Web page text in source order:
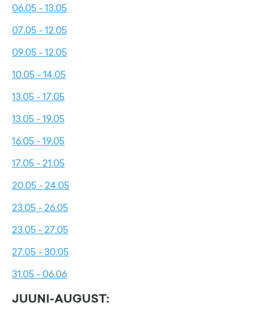
06.05 - 13.05
07.05 - 12.05
09.05 - 12.05
10.05 - 14.05
13.05 - 17.05
13.05 - 19.05
16.05 - 19.05
17.05 - 21.05
20.05 - 24.05
23.05 - 26.05
23.05 - 27.05
27.05 - 30.05
31.05 - 06.06
JUUNI-AUGUST: